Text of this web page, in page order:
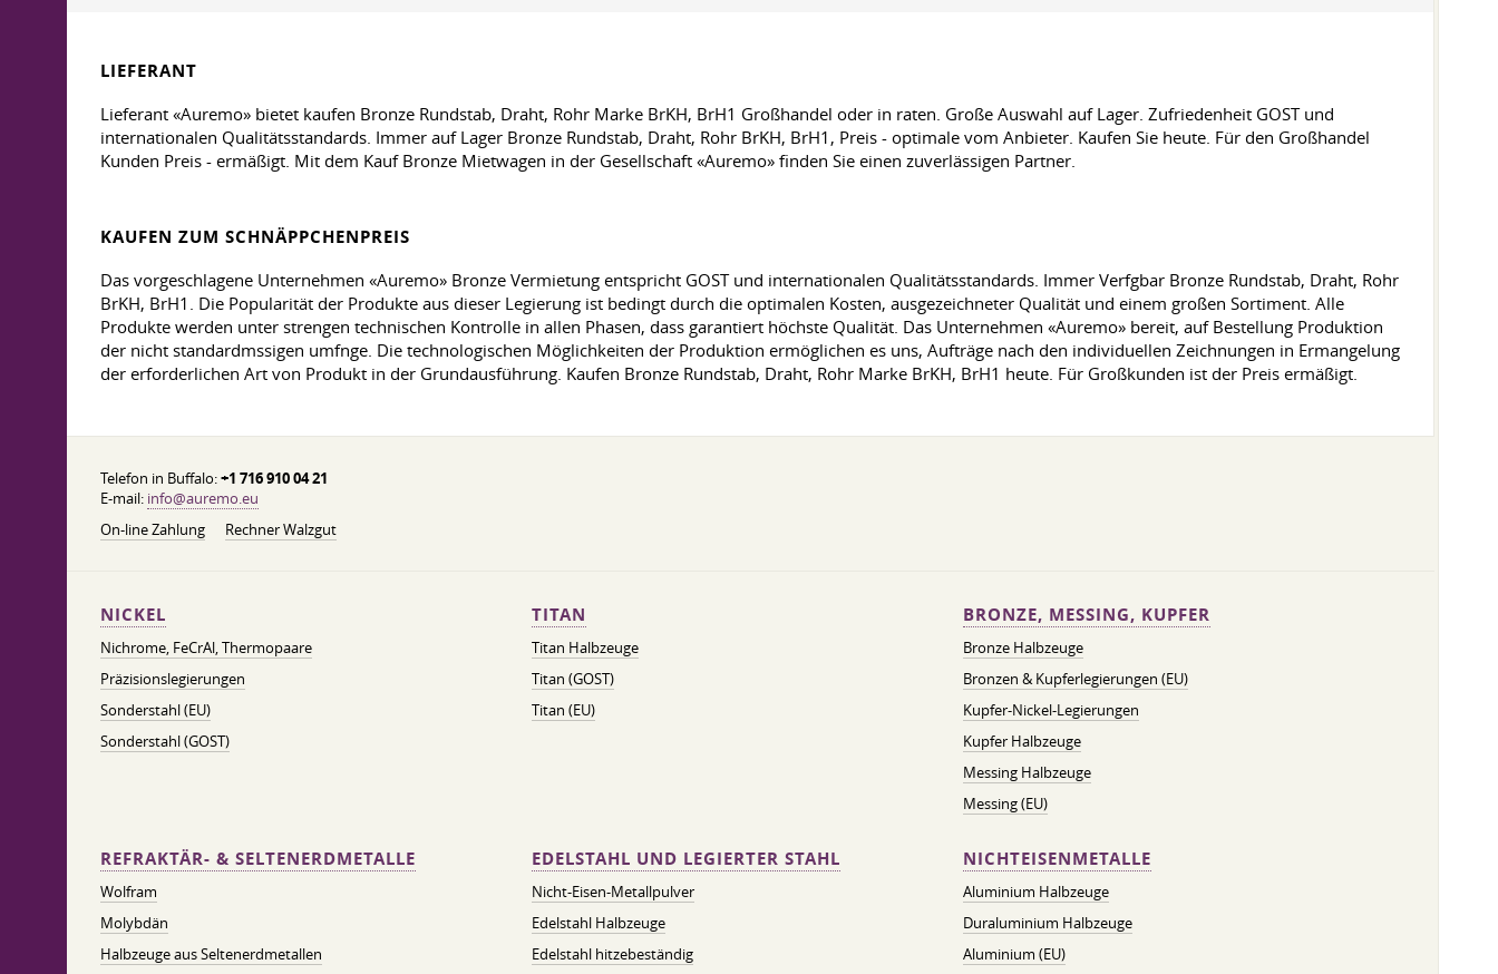
LIEFERANT
Lieferant «Auremo» bietet kaufen Bronze Rundstab, Draht, Rohr Marke BrKH, BrH1 Großhandel oder in raten. Große Auswahl auf Lager. Zufriedenheit GOST und
internationalen Qualitätsstandards. Immer auf Lager Bronze Rundstab, Draht, Rohr BrKH, BrH1, Preis - optimale vom Anbieter. Kaufen Sie heute. Für den Großhandel
Kunden Preis - ermäßigt. Mit dem Kauf Bronze Mietwagen in der Gesellschaft «Auremo» finden Sie einen zuverlässigen Partner.
KAUFEN ZUM SCHNÄPPCHENPREIS
Das vorgeschlagene Unternehmen «Auremo» Bronze Vermietung entspricht GOST und internationalen Qualitätsstandards. Immer Verfgbar Bronze Rundstab, Draht, Rohr
BrKH, BrH1. Die Popularität der Produkte aus dieser Legierung ist bedingt durch die optimalen Kosten, ausgezeichneter Qualität und einem großen Sortiment. Alle
Produkte werden unter strengen technischen Kontrolle in allen Phasen, dass garantiert höchste Qualität. Das Unternehmen «Auremo» bereit, auf Bestellung Produktion
der nicht standardmssigen umfnge. Die technologischen Möglichkeiten der Produktion ermöglichen es uns, Aufträge nach den individuellen Zeichnungen in Ermangelung
der erforderlichen Art von Produkt in der Grundausführung. Kaufen Bronze Rundstab, Draht, Rohr Marke BrKH, BrH1 heute. Für Großkunden ist der Preis ermäßigt.
Telefon in Buffalo:+1 716 910 04 21
E-mail: info@auremo.eu
On-line Zahlung
Rechner Walzgut
NICKEL
Nichrome, FeСrAl, ​​Thermopaare
Präzisionslegierungen
Sonderstahl (EU)
Sonderstahl (GOST)
TITAN
Titan Halbzeuge
Titan (GOST)
Titan (EU)
BRONZE, MESSING, KUPFER
Bronze Halbzeuge
Bronzen & Kupferlegierungen (EU)
Kupfer-Nickel-Legierungen
Kupfer Halbzeuge
Messing Halbzeuge
Messing (EU)
REFRAKTÄR- & SELTENERDMETALLE
Wolfram
Molybdän
Halbzeuge aus Seltenerdmetallen
EDELSTAHL UND LEGIERTER STAHL
Nicht-Eisen-Metallpulver
Edelstahl Halbzeuge
Edelstahl hitzebeständig
NICHTEISENMETALLE
Aluminium Halbzeuge
Duraluminium Halbzeuge
Aluminium (EU)